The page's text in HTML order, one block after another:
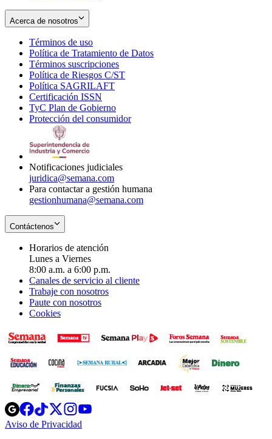
Acerca de nosotros
Términos de uso
in
new
window
Política de Tratamiento de Datos
Términos suscripciones
in
Política de Riesgos C/ST
Política SAGRILAFT
new
window
Certificación ISSN
in
new
TyC Plan de Gobierno
in
Protección del consumidorOpens
Notificaciones judiciales
juridica@semana.com
Para contactar a gestión humana
gestionhumana@semana.com
Contáctenos
Horarios de atención
Lunes a Viernes
8:00 a.m. a 6:00 p.m.
Canales de servicio al cliente
Trabaje con nosotros
Paute con nosotros
Cookies
Opens
in
new
Opens
in
new
Opens
in
new
Opens
new
Aviso de Privacidad